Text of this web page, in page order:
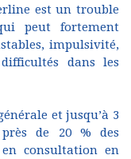
est un trouble
peut fortement
impulsivité,
dans les
et jusqu’à 3
de 20 % des
en consultation en